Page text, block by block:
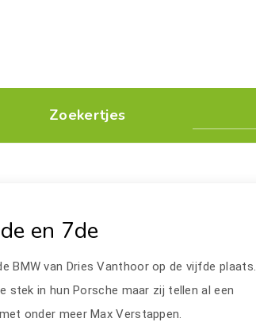
Zoekertjes
en 7de
BMW van Dries Vanthoor op de vijfde plaats.
stek in hun Porsche maar zij tellen al een
onder meer Max Verstappen.